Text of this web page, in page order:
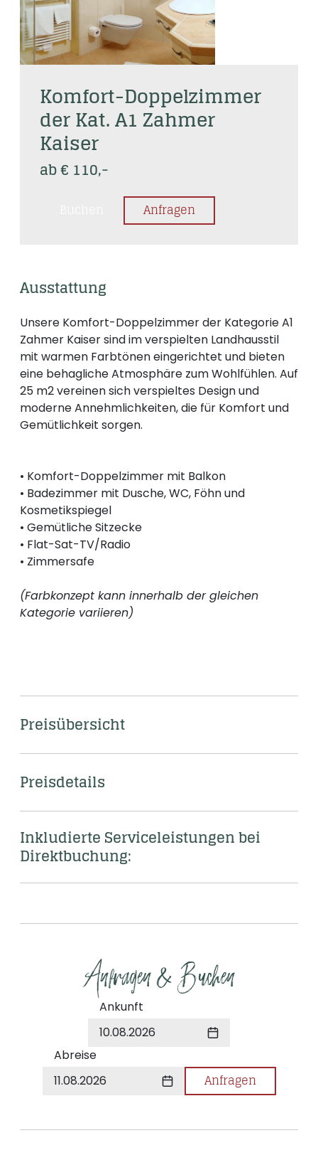
Komfort-Doppelzimmer
der Kat. A1 Zahmer
Kaiser
ab € 110,-
Anfragen
Ausstattung
Unsere Komfort-Doppelzimmer der Kategorie A1
Zahmer Kaiser sind im verspielten Landhausstil
mit warmen Farbtönen eingerichtet und bieten
eine behagliche Atmosphäre zum Wohlfühlen. Auf
25 m2 vereinen sich verspieltes Design und
moderne Annehmlichkeiten, die für Komfort und
Gemütlichkeit sorgen.
• Komfort-Doppelzimmer mit Balkon
• Badezimmer mit Dusche, WC, Föhn und
Kosmetikspiegel
• Gemütliche Sitzecke
• Flat-Sat-TV/Radio
• Zimmersafe
(Farbkonzept kann innerhalb der gleichen
Kategorie variieren)
Preisübersicht
Preisdetails
Inkludierte Serviceleistungen bei
Direktbuchung:
Anfragen & Buchen
Ankunft
10.08.2026
Abreise
11.08.2026
Anfragen